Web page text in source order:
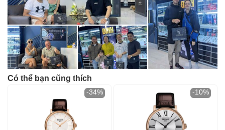
Có thể bạn cũng thích
-34% -10%